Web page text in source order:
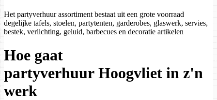
Het partyverhuur assortiment bestaat uit een grote voorraad
degelijke tafels, stoelen, partytenten, garderobes, glaswerk, servies,
bestek, verlichting, geluid, barbecues en decoratie artikelen
Hoe gaat
partyverhuur Hoogvliet in z'n
werk